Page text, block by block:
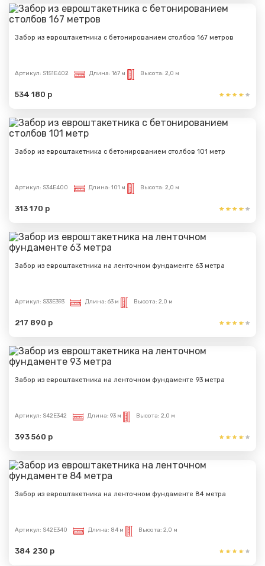
Забор из евроштакетника с бетонированием столбов 167 метров
Артикул: S151E402 Длина: 167 м Высота: 2,0 м
534 180 р
Забор из евроштакетника с бетонированием столбов 101 метр
Артикул: S34E400 Длина: 101 м Высота: 2,0 м
313 170 р
Забор из евроштакетника на ленточном фундаменте 63 метра
Артикул: S33E393 Длина: 63 м Высота: 2,0 м
217 890 р
Забор из евроштакетника на ленточном фундаменте 93 метра
Артикул: S42E342 Длина: 93 м Высота: 2,0 м
393 560 р
Забор из евроштакетника на ленточном фундаменте 84 метра
Артикул: S42E340 Длина: 84 м Высота: 2,0 м
384 230 р